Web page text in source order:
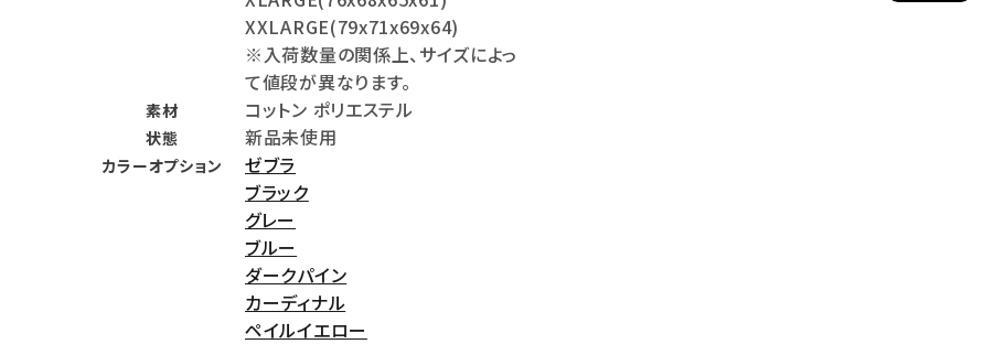
会員登録
Follow us
XXLARGE(79x71x69x64)
※入荷数量の関係上、サイズによっ
て値段が異なります。
素材 コットン ポリエステル
状態 新品未使用
カラーオプション
ゼブラ
ブラック
グレー
ブルー
ダークパイン
カーディナル
ペイルイエロー